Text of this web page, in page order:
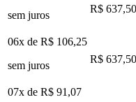
sem juros
R$ 637,50
06x de R$ 106,25
sem juros
R$ 637,50
07x de R$ 91,07